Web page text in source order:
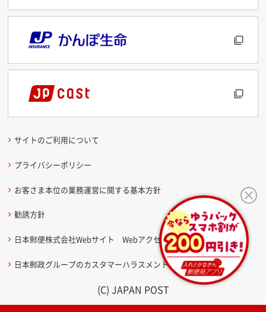
サイトのご利用について
プライバシーポリシー
お客さま本位の業務運営に関する基本方針
勧誘方針
日本郵便株式会社Webサイト Webアクセシビリティ方針
日本郵政グループのカスタマーハラスメントに関する考え方
(C) JAPAN POST